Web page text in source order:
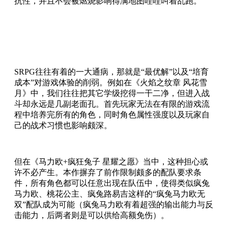
SRPG往往有着的一大通病，那就是“最优解”以及“培育
成本”对游戏体验的削弱。例如在《火焰之纹章 风花雪
月》中，我们往往把其它学级挖得一干二净，但进入战
斗却永远是几副老面孔。首先玩家无法在有限的游戏流
程中培养完所有的角色，同时角色属性强度以及玩家自
己的战术习惯也影响颇深。
但在《马力欧+疯狂兔子 星耀之愿》当中，这种担心或
许不必产生。本作摒弃了前作限制颇多的配队要求条
件，所有角色都可以任意出现在队伍中，使得类似疯兔
马力欧、桃花公主、疯兔路易吉这样的“疯兔马力欧无
双”配队成为可能（疯兔马力欧有着超强的输出能力与反
击能力，后两者则是可以供给高额免伤）。